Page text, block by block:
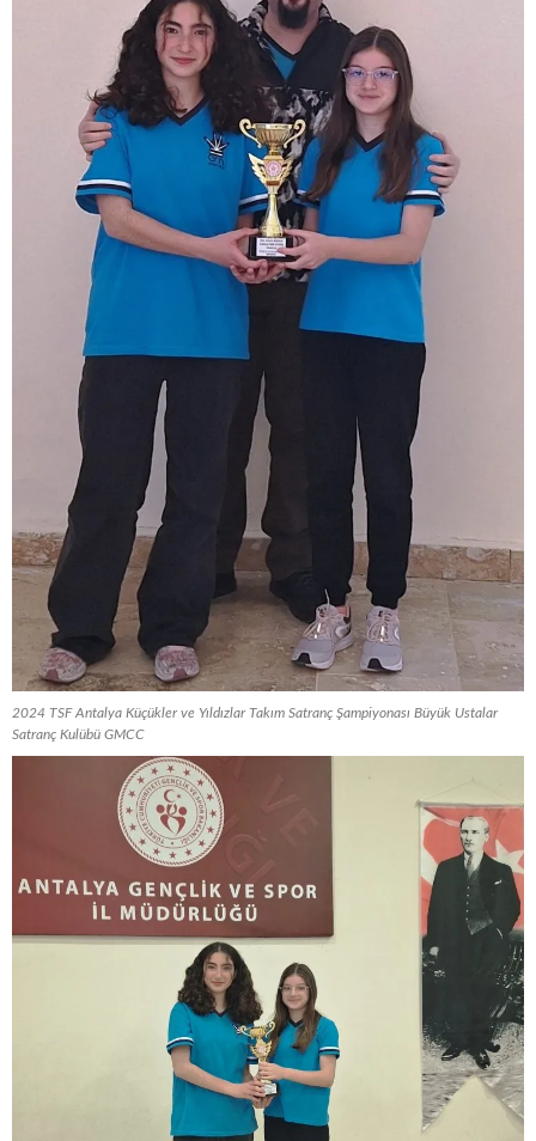
2024 TSF Antalya Küçükler ve Yıldızlar Takım Satranç Şampiyonası Büyük Ustalar
Satranç Kulübü GMCC